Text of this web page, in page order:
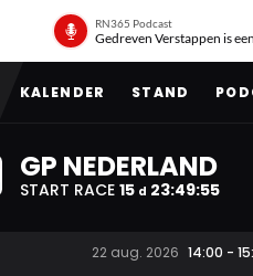
RN365 Podcast
Gedreven Verstappen is
KALENDER STAND
GP NEDERLAND
START RACE 15 d 23:49:54
22 aug. 2026 14:00 -